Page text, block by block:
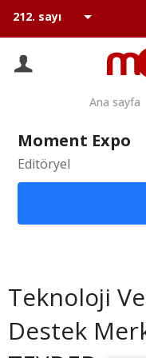
Ana sayfa
Moment Expo
Editöryel
Teknoloji
Destek